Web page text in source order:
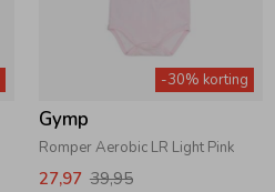
-30% korting
Gymp
Romper Aerobic LR Light Pink
27,97 39,95